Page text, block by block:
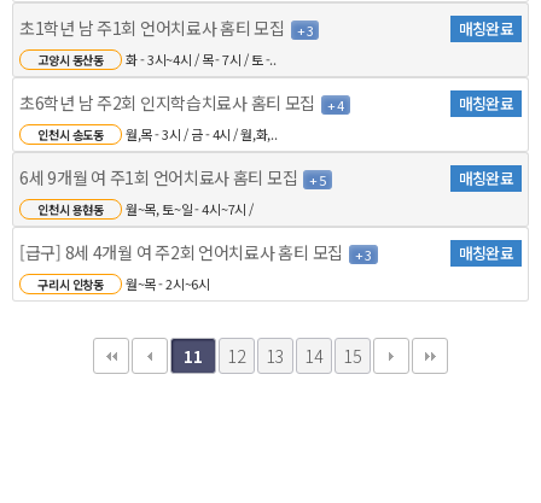
초1학년 남 주1회 언어치료사 홈티 모집 + 3 매칭완료
고양시 동산동 화 - 3시~4시 / 목 - 7시 / 토 -..
초6학년 남 주2회 인지학습치료사 홈티 모집 + 4 매칭완료
인천시 송도동 월,목 - 3시 / 금 - 4시 / 월,화,..
6세 9개월 여 주1회 언어치료사 홈티 모집 + 5 매칭완료
인천시 용현동 월~목, 토~일 - 4시~7시 /
[급구] 8세 4개월 여 주2회 언어치료사 홈티 모집 + 3 매칭완료
구리시 인창동 월~목 - 2시~6시
11 12 13 14 15